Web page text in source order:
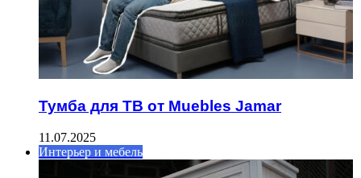
Тумба для ТВ от Muebles Jamar
11.07.2025
Интерьер и мебель